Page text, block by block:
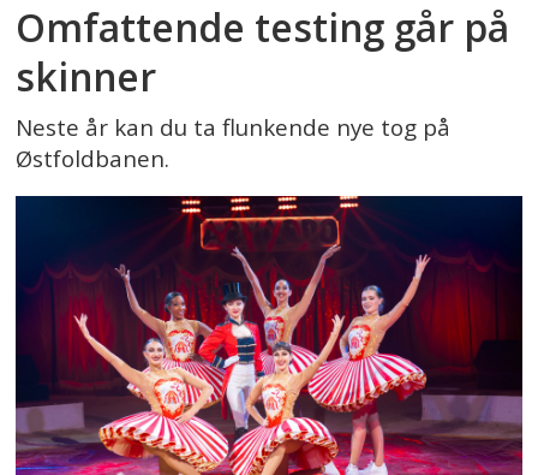
Omfattende testing går på
skinner
Neste år kan du ta flunkende nye tog på
Østfoldbanen.